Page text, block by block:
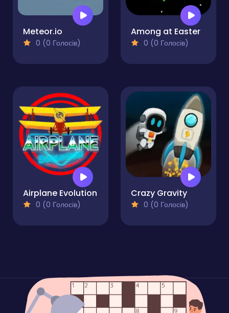
Meteor.io
0 (0 Голосів)
Among at Easter
0 (0 Голосів)
Airplane Evolution
0 (0 Голосів)
Crazy Gravity
0 (0 Голосів)